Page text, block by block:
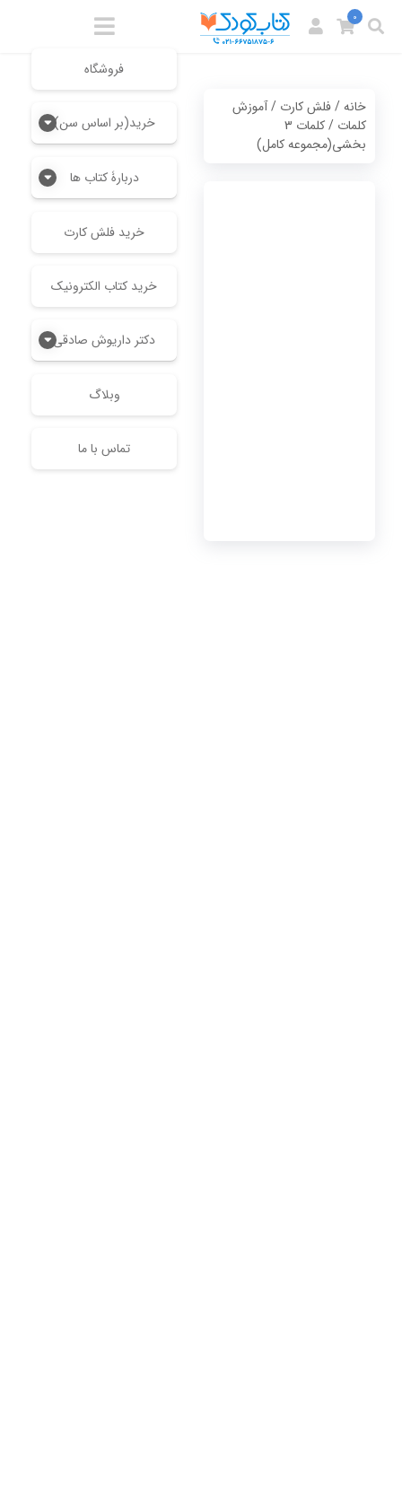
فروشگاه
خرید(بر اساس سن)
دربارۀ کتاب ها
خرید فلش کارت
خرید کتاب الکترونیک
دکتر داریوش صادقی
وبلاگ
تماس با ما
0
خانه/فلش کارت /آموزش
کلمات
/ کلمات 3
بخشی(مجموعه کامل)